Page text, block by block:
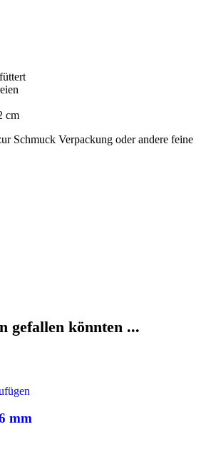
cm
Schmuck Verpackung oder andere feine
gefallen könnten ...
mm